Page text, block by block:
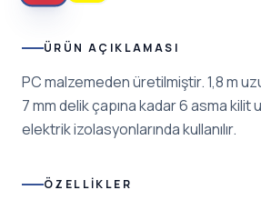
ÜRÜN AÇIKLAMASI
PC malzemeden üretilmiştir. 1,8 m
7 mm delik çapına kadar 6 asma kilit
elektrik izolasyonlarında kullanılır.
ÖZELLIKLER